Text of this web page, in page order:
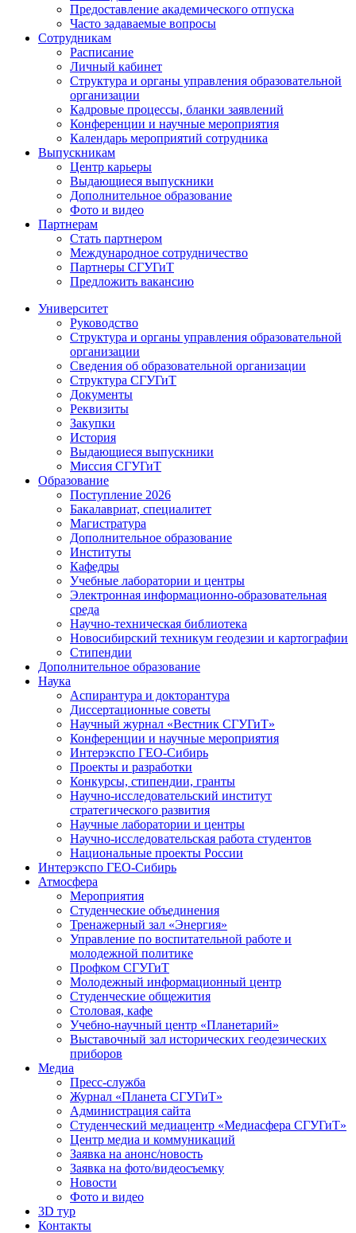
Предоставление академического отпуска
Часто задаваемые вопросы
Сотрудникам
Расписание
Личный кабинет
Структура и органы управления образовательной
организации
Кадровые процессы, бланки заявлений
Конференции и научные мероприятия
Календарь мероприятий сотрудника
Выпускникам
Центр карьеры
Выдающиеся выпускники
Дополнительное образование
Фото и видео
Партнерам
Стать партнером
Международное сотрудничество
Партнеры СГУГиТ
Предложить вакансию
Университет
Руководство
Структура и органы управления образовательной
организации
Сведения об образовательной организации
Структура СГУГиТ
Документы
Реквизиты
Закупки
История
Выдающиеся выпускники
Миссия СГУГиТ
Образование
Поступление 2026
Бакалавриат, специалитет
Магистратура
Дополнительное образование
Институты
Кафедры
Учебные лаборатории и центры
Электронная информационно-образовательная
среда
Научно-техническая библиотека
Новосибирский техникум геодезии и картографии
Стипендии
Дополнительное образование
Наука
Аспирантура и докторантура
Диссертационные советы
Научный журнал «Вестник СГУГиТ»
Конференции и научные мероприятия
Интерэкспо ГЕО-Сибирь
Проекты и разработки
Конкурсы, стипендии, гранты
Научно-исследовательский институт
стратегического развития
Научные лаборатории и центры
Научно-исследовательская работа студентов
Национальные проекты России
Интерэкспо ГЕО-Сибирь
Атмосфера
Мероприятия
Студенческие объединения
Тренажерный зал «Энергия»
Управление по воспитательной работе и
молодежной политике
Профком СГУГиТ
Молодежный информационный центр
Студенческие общежития
Столовая, кафе
Учебно-научный центр «Планетарий»
Выставочный зал исторических геодезических
приборов
Медиа
Пресс-служба
Журнал «Планета СГУГиТ»
Администрация сайта
Студенческий медиацентр «Медиасфера СГУГиТ»
Центр медиа и коммуникаций
Заявка на анонс/новость
Заявка на фото/видеосъемку
Новости
Фото и видео
3D тур
Контакты